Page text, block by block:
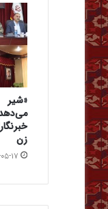
«شیر
زن